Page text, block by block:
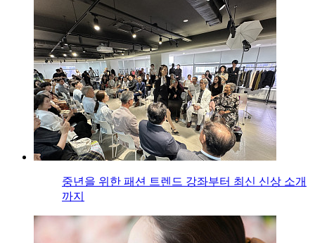
중년을 위한 패션 트렌드 강좌부터 최신 신상 소개
까지